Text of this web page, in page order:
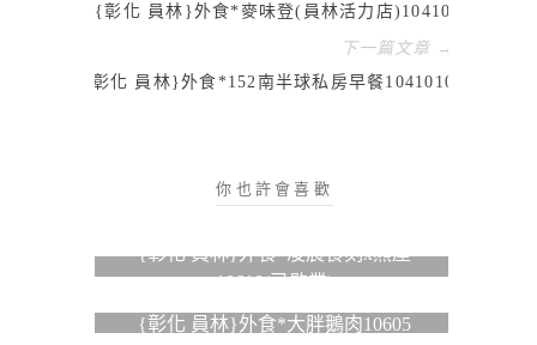
{彰化 員林}外食*麥味登(員林活力店)1041004
下一篇文章 →
{彰化 員林}外食*152南半球私房早餐1041010
你也許會喜歡
{彰化 員林}外食*凌晨食刻x熊屋
10610(已歇業)
{彰化 員林}外食*大胖鵝肉10605